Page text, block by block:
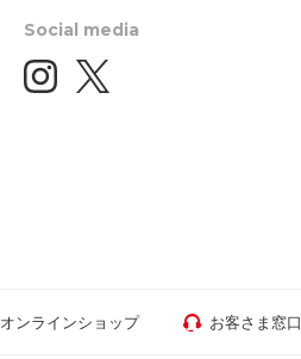
Social media
オンラインショップ お客さま窓口